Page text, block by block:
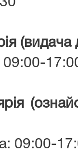
(видача
09:00-
09:00-